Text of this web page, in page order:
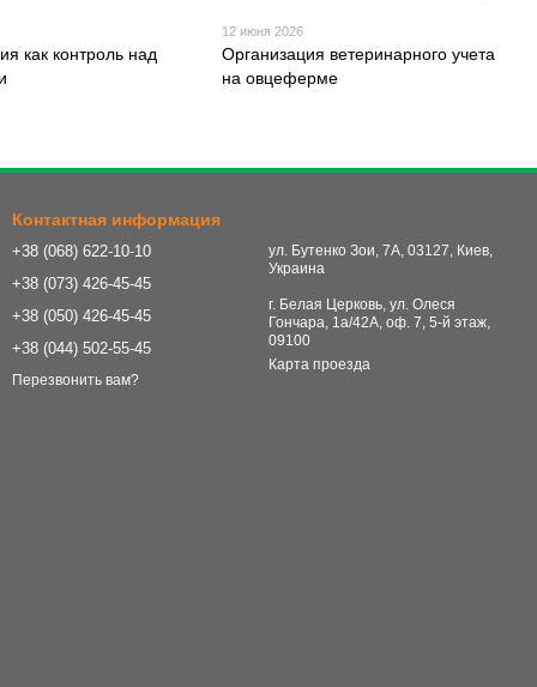
как контроль над
12 июня 2026
Организация ветеринарного учета
на овцеферме
Контактная информация
+38 (068) 622-10-10
+38 (073) 426-45-45
+38 (050) 426-45-45
+38 (044) 502-55-45
Перезвонить вам?
ул. Бутенко Зои, 7А, 03127, Киев,
Украина
г. Белая Церковь, ул. Олеся
Гончара, 1а/42А, оф. 7, 5-й этаж,
09100
Карта проезда